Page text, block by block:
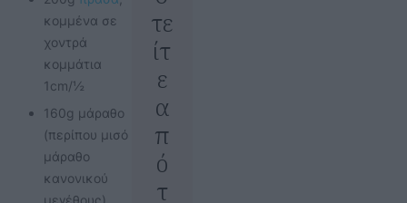
κομμένα σε
χοντρά
κομμάτια
1cm/½
160g μάραθο
(περίπου μισό
μάραθο
κανονικού
μεγέθους),
τε
ίτ
ε
α
π
ό
τ